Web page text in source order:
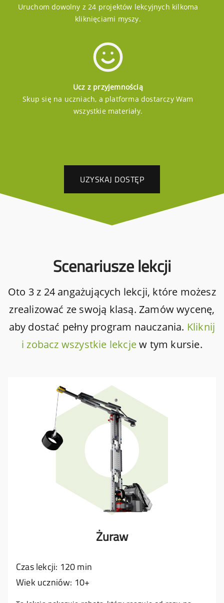
Uruchom dowolny z 24 projektów lekcyjnych kilkoma
kliknięciami myszy.
Ucz z przyjemnością
Skup się na uczniach, a platforma dostarczy Wam
wszystkie materiały.
UZYSKAJ DOSTĘP
Scenariusze lekcji
Oto 3 z 24 angażujących lekcji, które możesz
zrealizować ze swoją klasą. Zamów wycenę,
aby dostać pełny program nauczania. Kliknij
i zobacz wszystkie lekcjew tym kursie.
Żuraw
Czas lekcji: 120 min
Wiek uczniów: 10+